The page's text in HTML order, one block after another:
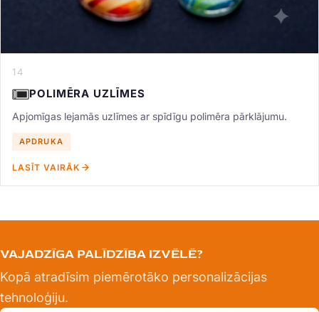
14
POLIMĒRA UZLĪMES
Apjomīgas lejamās uzlīmes ar spīdīgu polimēra pārklājumu.
APDRUKA
LASĪT VAIRĀK
VAJADZĪGA PALĪDZĪBA IZVĒLĒ?
Kopā atradīsim piemērotāko personalizācijas
tehnoloģiju.